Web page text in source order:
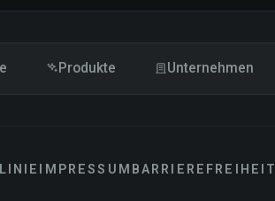
Produkte Unternehmen
IMPRESSUM BARRIEREFREIHEIT